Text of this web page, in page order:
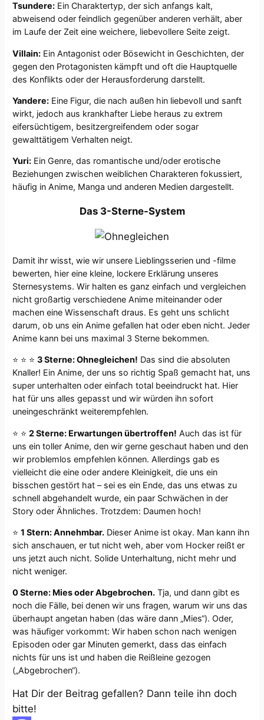
Tsundere: Ein Charaktertyp, der sich anfangs kalt,
abweisend oder feindlich gegenüber anderen verhält, aber
im Laufe der Zeit eine weichere, liebevollere Seite zeigt.
Villain: Ein Antagonist oder Bösewicht in Geschichten, der
gegen den Protagonisten kämpft und oft die Hauptquelle
des Konflikts oder der Herausforderung darstellt.
Yandere: Eine Figur, die nach außen hin liebevoll und sanft
wirkt, jedoch aus krankhafter Liebe heraus zu extrem
eifersüchtigem, besitzergreifendem oder sogar
gewalttätigem Verhalten neigt.
Yuri: Ein Genre, das romantische und/oder erotische
Beziehungen zwischen weiblichen Charakteren fokussiert,
häufig in Anime, Manga und anderen Medien dargestellt.
Das 3-Sterne-System
Damit ihr wisst, wie wir unsere Lieblingsserien und -filme
bewerten, hier eine kleine, lockere Erklärung unseres
Sternesystems. Wir halten es ganz einfach und vergleichen
nicht großartig verschiedene Anime miteinander oder
machen eine Wissenschaft draus. Es geht uns schlicht
darum, ob uns ein Anime gefallen hat oder eben nicht. Jeder
Anime kann bei uns maximal 3 Sterne bekommen.
⭐ ⭐ ⭐3 Sterne: Ohnegleichen! Das sind die absoluten
Knaller! Ein Anime, der uns so richtig Spaß gemacht hat, uns
super unterhalten oder einfach total beeindruckt hat. Hier
hat für uns alles gepasst und wir würden ihn sofort
uneingeschränkt weiterempfehlen.
⭐ ⭐2 Sterne: Erwartungen übertroffen! Auch das ist für
uns ein toller Anime, den wir gerne geschaut haben und den
wir problemlos empfehlen können. Allerdings gab es
vielleicht die eine oder andere Kleinigkeit, die uns ein
bisschen gestört hat – sei es ein Ende, das uns etwas zu
schnell abgehandelt wurde, ein paar Schwächen in der
Story oder Ähnliches. Trotzdem: Daumen hoch!
⭐1 Stern: Annehmbar. Dieser Anime ist okay. Man kann ihn
sich anschauen, er tut nicht weh, aber vom Hocker reißt er
uns jetzt auch nicht. Solide Unterhaltung, nicht mehr und
nicht weniger.
0 Sterne: Mies oder Abgebrochen. Tja, und dann gibt es
noch die Fälle, bei denen wir uns fragen, warum wir uns das
überhaupt angetan haben (das wäre dann „Mies“). Oder,
was häufiger vorkommt: Wir haben schon nach wenigen
Episoden oder gar Minuten gemerkt, dass das einfach
nichts für uns ist und haben die Reißleine gezogen
(„Abgebrochen“).
Hat Dir der Beitrag gefallen? Dann teile ihn doch
bitte!